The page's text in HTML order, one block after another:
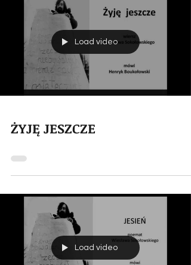
Load video
ŻYJĘ JESZCZE
Load video